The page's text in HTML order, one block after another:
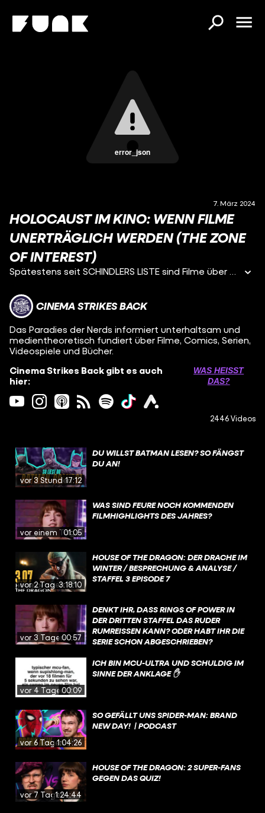
error_json
7. März 2024
HOLOCAUST IM KINO: WENN FILME
UNERTRÄGLICH WERDEN (THE ZONE
OF INTEREST)
Spätestens seit SCHINDLERS LISTE sind Filme über den Holocaust in der breiten Bevölkerung angekommen. Heute soll es um einen ganz besonderen Film gehen: THE ZONE OF INTEREST. Der Film begleitet eine deutsche Familie während der NS-Zeit. Doch bei dieser Familie gibt es eine Besonderheit, ihr vertrautes Heim befindet sich direkt neben den Toren von Auschwitz. Im heutigen Video arbeitet Xenia die ungewöhnliche Machart des Films und die "Banalität des Bösen" auf. Was das genau heißt und warum das den Film so wichtig macht, erfahrt ihr hier in einem neuen Special auf Cinema Strikes Back.
CINEMA STRIKES BACK
Das Paradies der Nerds informiert unterhaltsam und
medientheoretisch fundiert über Filme, Comics, Serien,
Videospiele und Bücher.
Cinema Strikes Back gibt es auch
hier:
WAS HEISST D
AS?
2446 Videos
vor 3 Stunden17:12
DU WILLST BATMAN LESEN? SO FÄNGST
DU AN!
vor einem Tag
01:05
WAS SIND FEURE NOCH KOMMENDEN
FILMHIGHLIGHTS DES JAHRES?
vor 2 Tagen3:18:10
HOUSE OF THE DRAGON: DER DRACHE IM
WINTER / BESPRECHUNG & ANALYSE /
STAFFEL 3 EPISODE 7
vor 3 Tagen00:57
DENKT IHR, DASS RINGS OF POWER IN
DER DRITTEN STAFFEL DAS RUDER
RUMREISSEN KANN? ODER HABT IHR DIE
SERIE SCHON ABGESCHRIEBEN?
vor 4 Tagen00:09
ICH BIN MCU-ULTRA UND SCHULDIG IM
SINNE DER ANKLAGE ✋
vor 6 Tagen1:04:26
SO GEFÄLLT UNS SPIDER-MAN: BRAND
NEW DAY! | PODCAST
vor 7 Tagen1:24:44
HOUSE OF THE DRAGON: 2 SUPER-FANS
GEGEN DAS QUIZ!